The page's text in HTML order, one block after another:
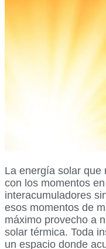
La energía solar que
con los momentos
interacumuladores
esos momentos de
máximo provecho a
solar térmica. Toda
un espacio donde